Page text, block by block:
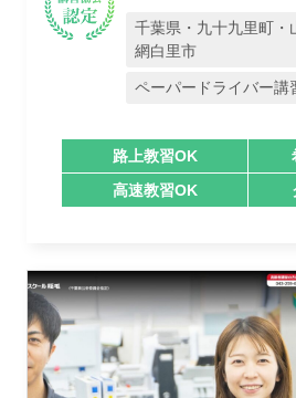
講習トピッ
千葉県・九十九里町・
網白里市
ペーパードライバー講
路上教習OK
高速教習OK